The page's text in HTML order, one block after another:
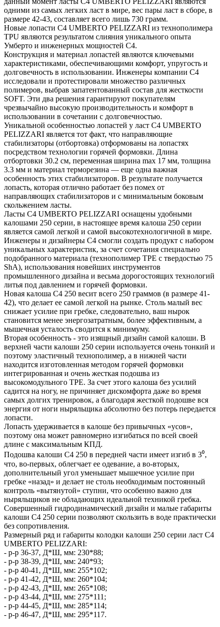
одними из самых легких ласт в мире, вес пары ласт в сборе, в
размере 42-43, составляет всего лишь 730 грамм.
Новые лопасти C4 UMBERTO PELIZZARI из технополимера
TPU являются результатом слияния уникального опыта
Умберто и инженерных мощностей C4.
Конструкция и материал лопастей являются ключевыми
характеристиками, обеспечивающими комфорт, упругость и
долговечность в использовании. Инженеры компании C4
исследовали и протестировали множество различных
полимеров, выбрав запатентованный состав для жесткости
SOFT. Эти два решения гарантируют покупателям
чрезвычайно высокую производительность и комфорт в
использовании в сочетании с долговечностью.
Уникальной особенностью лопастей у ласт C4 UMBERTO
PELIZZARI является тот факт, что направляющие
стабилизаторы (отбортовка) отформованы на лопастях
посредством технологии горячей формовки. Длина
отбортовки 30.2 см, переменная ширина max 17 мм, толщина
3.3 мм и материал терморезина — еще одна важная
особенность этих стабилизаторов. В результате получается
лопасть, которая отлично работает без помех от
направляющих стабилизаторов и с минимальным боковым
скольжением ласты.
Ласты C4 UMBERTO PELIZZARI оснащены удобными
калошами 250 серии, в настоящее время калоша 250 серии
является самой легкой и самой высокотехнологичной в мире.
Инженеры и дизайнеры C4 смогли создать продукт с набором
уникальных характеристик, за счет сочетания специально
подобранного материала (технополимер TPE с твердостью 75
ShA), использования новейших инструментов
промышленного дизайна и весьма дорогостоящих технологий
литья под давлением и горячей формовки.
Новая калоша C4 250 весит всего 250 граммов (в размере 41-
42), что делает ее самой легкой на рынке. Столь малый вес
снижает усилие при гребке, следовательно, ваш нырок
становится менее энергозатратным, более эффективным, а
мышечная усталость сводится к минимуму.
Вторая особенность - это изящный дизайн самой калоши. В
верхней части калоши 250 серии используется очень тонкий и
поэтому эластичный технополимер, а в нижней части
находится изготовленная методом горячей формовки
интегрированная и очень жесткая подошва из
высокомодульного TPE. За счет этого калоша без усилий
садится на ногу, не причиняет дискомфорта даже во время
самых долгих тренировок, а благодаря жесткой подошве вся
энергия от ноги ныряльщика абсолютно без потерь передается
лопасти.
Лопасть удерживается в калоше без привычных «усов»,
поэтому она может равномерно изгибаться по всей своей
длине с максимальным КПД.
Подошва калоши C4 250 в передней части имеет изгиб в 3⁰,
что, во-первых, облегчает ее одевание, а во-вторых,
дополнительный угол уменьшает мышечное усилие при
гребке «назад» и делает не столь необходимым постоянный
контроль «вытянутой» ступни, что особенно важно для
ныряльщиков не обладающих идеальной техникой гребка.
Совершенный гидродинамический дизайн и малые габариты
калоши С4 250 серии позволяют скользить в воде практически
без сопротивления.
Размерный ряд и габариты колодки калоши 250 серии ласт C4
UMBERTO PELIZZARI:
- р-р 36-37, Д*Ш, мм: 230*88;
- р-р 38-39, Д*Ш, мм: 240*93;
- р-р 40-41, Д*Ш, мм: 255*102;
- р-р 41-42, Д*Ш, мм: 260*104;
- р-р 42-43, Д*Ш, мм: 265*108;
- р-р 43-44, Д*Ш, мм: 275*111;
- р-р 44-45, Д*Ш, мм: 285*114;
- р-р 46-47, Д*Ш, мм: 295*117.